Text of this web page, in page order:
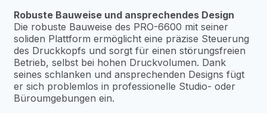
Robuste Bauweise und ansprechendes Design
Die robuste Bauweise des PRO-6600 mit seiner
soliden Plattform ermöglicht eine präzise Steuerung
des Druckkopfs und sorgt für einen störungsfreien
Betrieb, selbst bei hohen Druckvolumen. Dank
seines schlanken und ansprechenden Designs fügt
er sich problemlos in professionelle Studio- oder
Büroumgebungen ein.